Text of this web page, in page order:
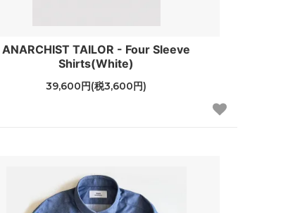
ANARCHIST TAILOR - Four Sleeve
Shirts(White)
39,600円(税3,600円)